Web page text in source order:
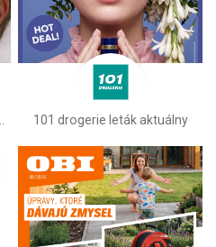
101 drogerie leták aktuálny